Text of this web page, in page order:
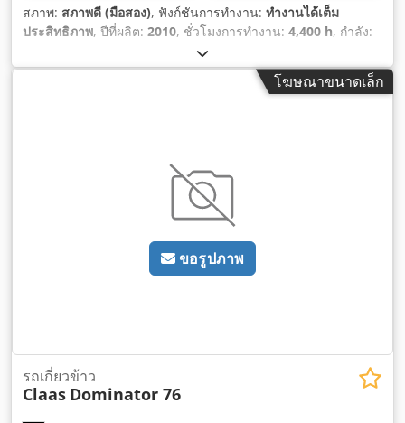
สภาพ: สภาพดี (มือสอง), ฟังก์ชันการทำงาน: ทำงานได้เต็ม
ประสิทธิภาพ, ปีที่ผลิต: 2010, ชั่วโมงการทำงาน: 4,400 h, กำลัง:
, หมายเลขเครื่องจักร/ยานพาหนะ:
A2204DAA2203584, อุปกรณ์:ห้องโดยสาร,
โฆษณาขนาดเล็ก
ขอรูปภาพ
รถเกี่ยวข้าว
Claas Dominator 76